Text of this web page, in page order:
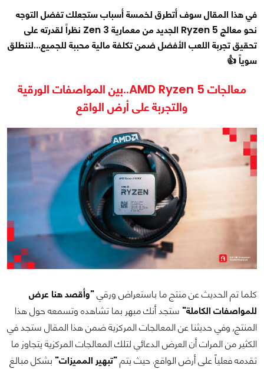
في هذا المقال سوف أتطرق لخمسة أسباب ستجعلك تفضل التوجه
نحو معالج Ryzen 5 الجديد من معمارية Zen 3 نظراً لقدرته على
تحقيق تجربة اللعب الأفضل ضمن تكلفة مالية محببة للجميع...لننطلق
سوياً 👍
معالجات AMD Ryzen 5..بين المواصفات الورقية
والتجربة على أرض الواقع
كلما تم الحديث عن منتج ما باستعراض ورقي"وأقصد هنا عرض
للمواصفات الكاملة" ستجد أنك مبهر بما تشاهده وتسمعه حول هذا
المنتج, وفي حديثنا عن المعالجات المركزية ضمن هذا المقال ستجد في
الكثير من المرات أن العرض الدعائي لتلك المعالجات المركزية يتجاوز ما
تقدمه فعلياً على أرض الواقع. حيث يتم"تبهير المميزات" بشكل مبالغ